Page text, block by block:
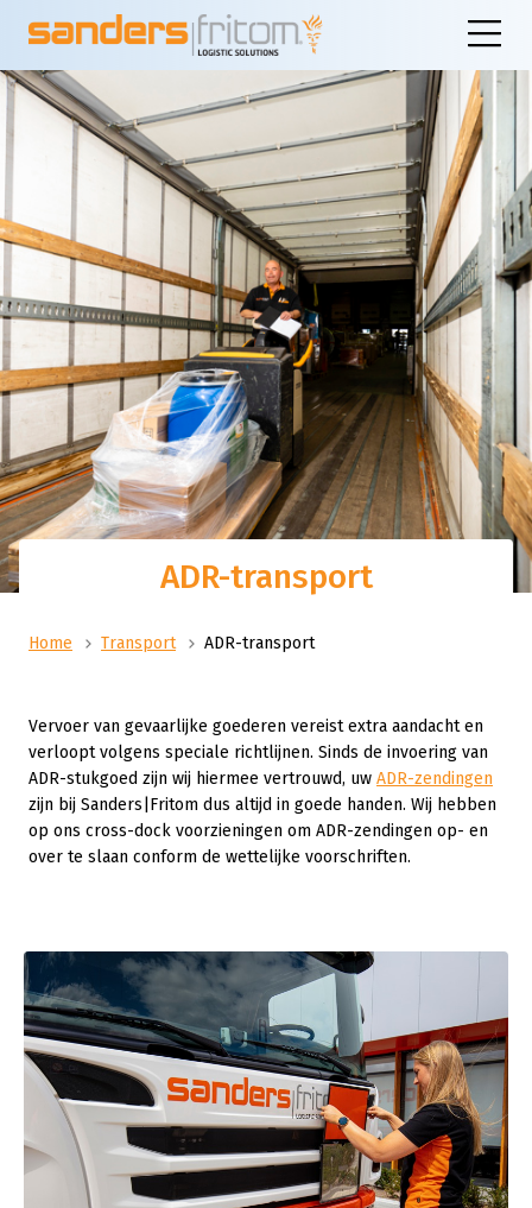
ADR-transport
Home Transport ADR-transport
Vervoer van gevaarlijke goederen vereist extra aandacht en
verloopt volgens speciale richtlijnen. Sinds de invoering van
ADR-stukgoed zijn wij hiermee vertrouwd, uw ADR-zendingen
zijn bij Sanders|Fritom dus altijd in goede handen. Wij hebben
op ons cross-dock voorzieningen om ADR-zendingen op- en
over te slaan conform de wettelijke voorschriften.